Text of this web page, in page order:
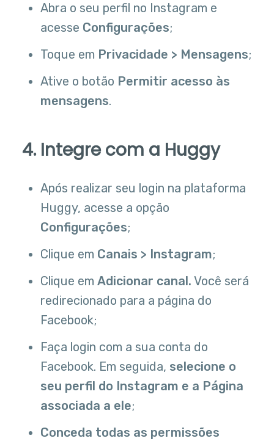
Abra o seu perfil no Instagram e
acesse Configurações;
Toque em Privacidade > Mensagens;
Ative o botão Permitir acesso às
mensagens.
4. Integre com a Huggy
Após realizar seu login na plataforma
Huggy, acesse a opção
Configurações;
Clique em Canais > Instagram;
Clique em Adicionar canal. Você será
redirecionado para a página do
Facebook;
Faça login com a sua conta do
Facebook. Em seguida, selecione o
seu perfil do Instagram e a Página
associada a ele;
Conceda todas as permissões